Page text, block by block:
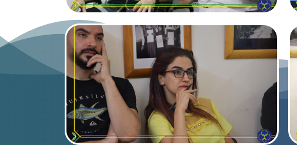
عبر استنهاض المجتمع السوري ضمن مقومات